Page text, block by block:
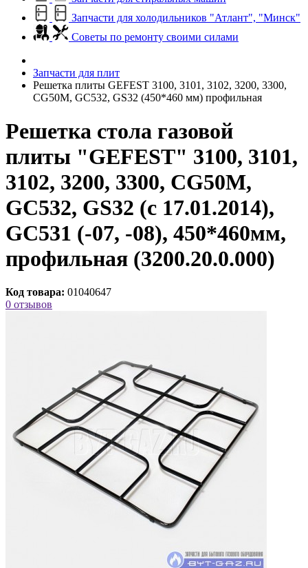
Запчасти для холодильников "Атлант", "Минск"
Советы по ремонту своими силами
Запчасти для плит
Решетка плиты GEFEST 3100, 3101, 3102, 3200, 3300,
CG50M, GC532, GS32 (450*460 мм) профильная
Решетка стола газовой
плиты "GEFEST" 3100, 3101,
3102, 3200, 3300, CG50M,
GC532, GS32 (с 17.01.2014),
GC531 (-07, -08), 450*460мм,
профильная (3200.20.0.000)
Код товара: 01040647
0 отзывов